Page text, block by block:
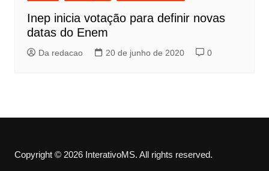
Inep inicia votação para definir novas
datas do Enem
Da redacao 20 de junho de 2020 0
Copyright © 2026 InterativoMS. All rights reserved.